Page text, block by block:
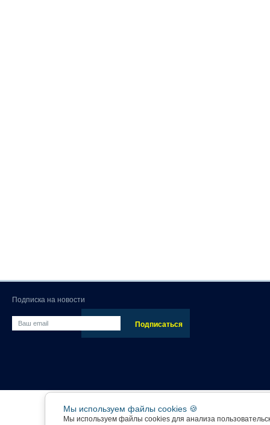
Подписка на новости
Мы используем файлы cookies 🍪
Мы используем файлы cookies для анализа